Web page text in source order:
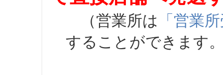
（営業所は 「営業
することができます